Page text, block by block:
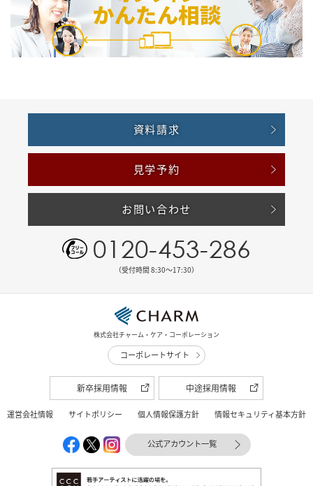
資料請求
見学予約
お問い合わせ
0120-453-286
（受付時間 8:30〜17:30）
株式会社チャーム・ケア・コーポレーション
コーポレートサイト
新卒採用情報 中途採用情報
運営会社情報 サイトポリシー 個人情報保護方針 情報セキュリティ基本方針
公式アカウント一覧